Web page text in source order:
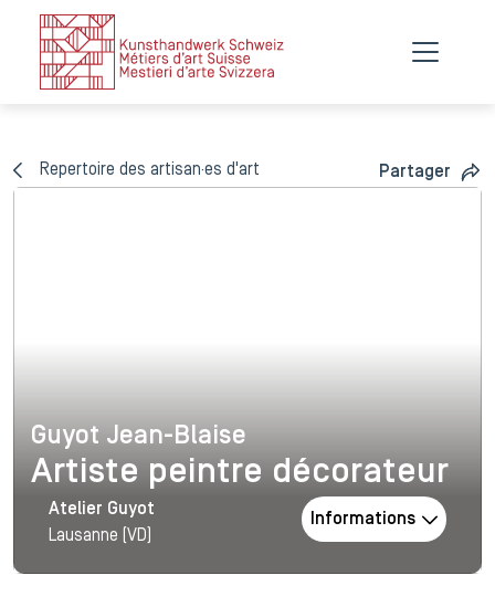
Repertoire des artisan·es d'art Partager
Guyot Jean-Blaise
Guyot Jean-Blaise
Artiste peintre décorateur
Atelier Guyot
Lausanne (VD)
Informations